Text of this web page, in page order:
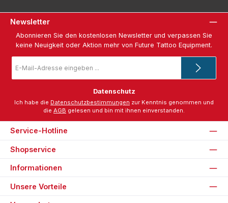
Newsletter
Abonnieren Sie den kostenlosen Newsletter und verpassen Sie
keine Neuigkeit oder Aktion mehr von Future Tattoo Equipment.
Mail-
*
Datenschutz
Ich habe die Datenschutzbestimmungen zur Kenntnis genommen und
die AGB gelesen und bin mit ihnen einverstanden.
Service-Hotline
Shopservice
Informationen
Unsere Vorteile